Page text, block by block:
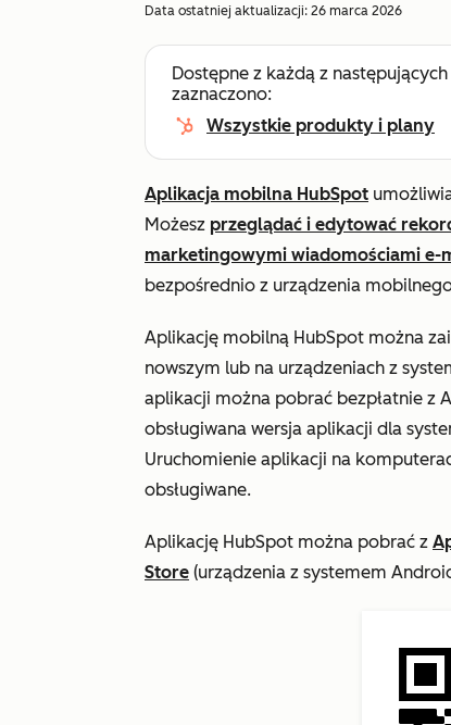
Data ostatniej aktualizacji: 26 marca 2026
Dostępne z każdą z następujących
zaznaczono:
Wszystkie produkty i plany
Aplikacja mobilna HubSpot
Możesz przeglądać i edytować
marketingowymi wiadomościami e-
bezpośrednio z urządzenia
Aplikację mobilną HubSpot można
nowszym lub na urządzeniach z
aplikacji można pobrać bezpłatnie z
obsługiwana wersja aplikacji dla
Uruchomienie aplikacji na
obsługiwane.
Aplikację HubSpot można pobrać z
Store (urządzenia z systemem